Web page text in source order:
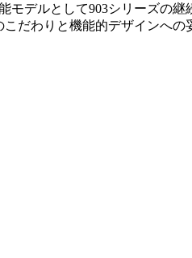
モデルとして903シリーズの
だわりと機能的デザインへの